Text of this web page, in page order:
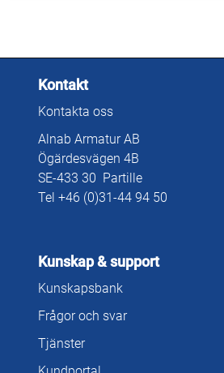
Kontakt
Kontakta oss
Alnab Armatur AB
Ögärdesvägen 4B
SE-433 30 Partille
Tel +46 (0)31-44 94 50
Kunskap & support
Kunskapsbank
Frågor och svar
Tjänster